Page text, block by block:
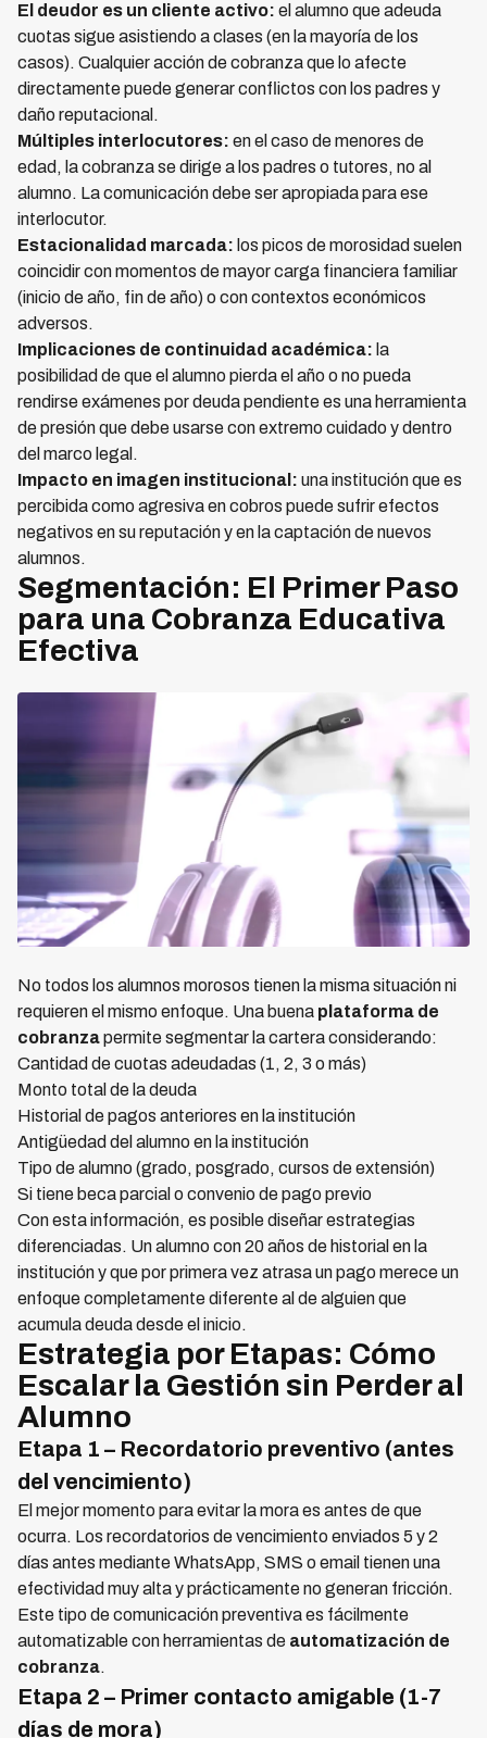
El deudor es un cliente activo: el alumno que adeuda
cuotas sigue asistiendo a clases (en la mayoría de los
casos). Cualquier acción de cobranza que lo afecte
directamente puede generar conflictos con los padres y
daño reputacional.
Múltiples interlocutores: en el caso de menores de
edad, la cobranza se dirige a los padres o tutores, no al
alumno. La comunicación debe ser apropiada para ese
interlocutor.
Estacionalidad marcada: los picos de morosidad suelen
coincidir con momentos de mayor carga financiera familiar
(inicio de año, fin de año) o con contextos económicos
adversos.
Implicaciones de continuidad académica: la
posibilidad de que el alumno pierda el año o no pueda
rendirse exámenes por deuda pendiente es una herramienta
de presión que debe usarse con extremo cuidado y dentro
del marco legal.
Impacto en imagen institucional: una institución que es
percibida como agresiva en cobros puede sufrir efectos
negativos en su reputación y en la captación de nuevos
alumnos.
Segmentación: El Primer Paso
para una Cobranza Educativa
Efectiva
No todos los alumnos morosos tienen la misma situación ni
requieren el mismo enfoque. Una buena plataforma de
cobranzapermite segmentar la cartera considerando:
Cantidad de cuotas adeudadas (1, 2, 3 o más)
Monto total de la deuda
Historial de pagos anteriores en la institución
Antigüedad del alumno en la institución
Tipo de alumno (grado, posgrado, cursos de extensión)
Si tiene beca parcial o convenio de pago previo
Con esta información, es posible diseñar estrategias
diferenciadas. Un alumno con 20 años de historial en la
institución y que por primera vez atrasa un pago merece un
enfoque completamente diferente al de alguien que
acumula deuda desde el inicio.
Estrategia por Etapas: Cómo
Escalar la Gestión sin Perder al
Alumno
Etapa 1 – Recordatorio preventivo (antes
del vencimiento)
El mejor momento para evitar la mora es antes de que
ocurra. Los recordatorios de vencimiento enviados 5 y 2
días antes mediante WhatsApp, SMS o email tienen una
efectividad muy alta y prácticamente no generan fricción.
Este tipo de comunicación preventiva es fácilmente
automatizable con herramientas de automatización de
cobranza.
Etapa 2 – Primer contacto amigable (1-7
días de mora)